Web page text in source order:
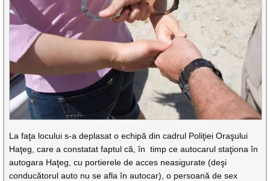
La faţa locului s-a deplasat o echipă din cadrul Poliţiei Oraşului
Haţeg, care a constatat faptul că, în timp ce autocarul staţiona în
autogara Haţeg, cu portierele de acces neasigurate (deşi
conducătorul auto nu se afla în autocar), o persoană de sex